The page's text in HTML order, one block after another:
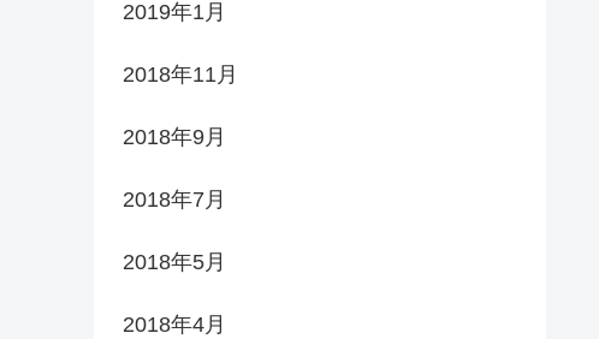
2019年1月
2018年11月
2018年9月
2018年7月
2018年5月
2018年4月